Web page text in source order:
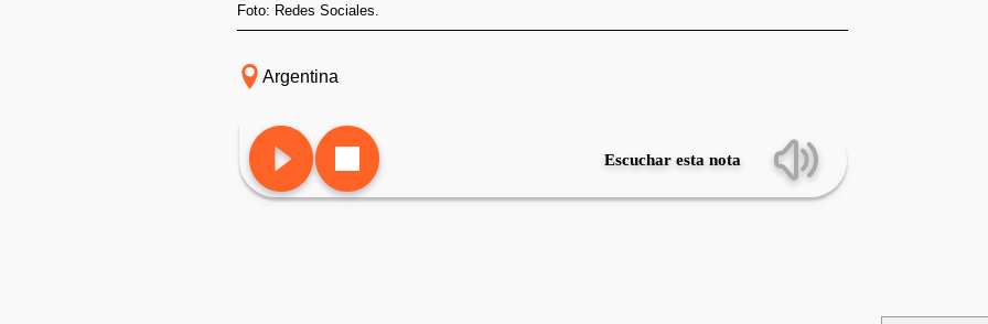
Foto: Redes Sociales.
Argentina
Escuchar esta nota